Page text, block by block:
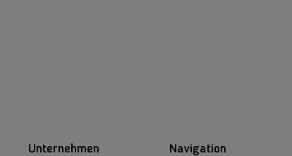
Unternehmen Navigation